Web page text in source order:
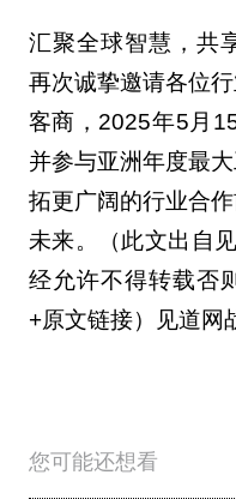
汇聚全球智慧，共
再次诚挚邀请各位
客商，2025年5月
并参与亚洲年度最
拓更广阔的行业合
未来。（此文出自
经允许不得转载否
+原文链接）见道网
您可能还想看